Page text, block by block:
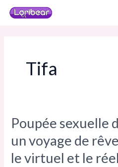
Aller
Tifa
Poupée sexuelle
un voyage de
le virtuel et le réel
Poupée
d’Aerith